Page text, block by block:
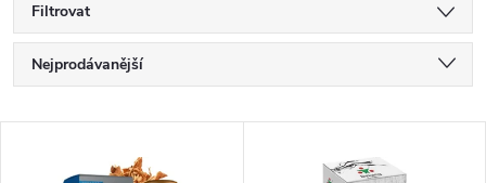
Filtrovat
Ř
a
Nejprodávanější